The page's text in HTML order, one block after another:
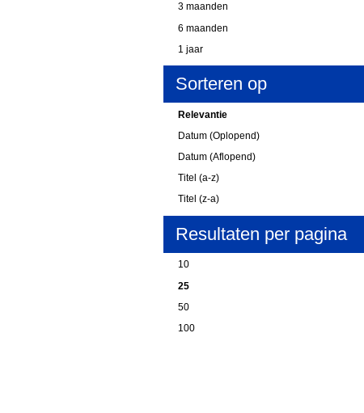
3 maanden
6 maanden
1 jaar
Sorteren op
Relevantie
Datum (Oplopend)
Datum (Aflopend)
Titel (a-z)
Titel (z-a)
Resultaten per pagina
10
25
50
100